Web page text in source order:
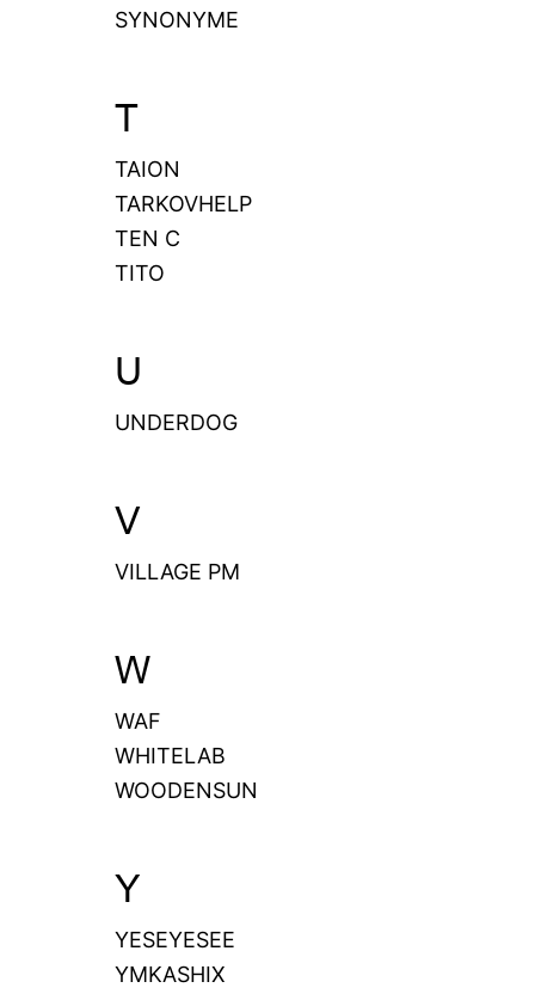
SYNONYME
T
TAION
TARKOVHELP
TEN C
TITO
U
UNDERDOG
V
VILLAGE PM
W
WAF
WHITELAB
WOODENSUN
Y
YESEYESEE
YMKASHIX